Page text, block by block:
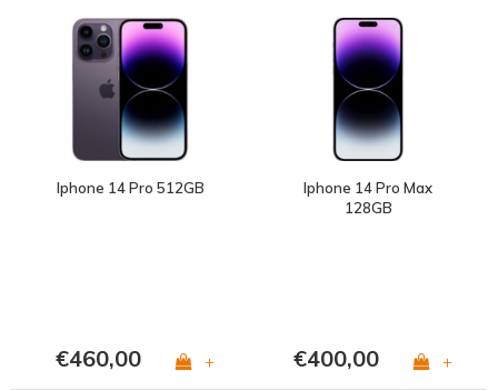
Iphone 14 Pro 512GB
€460,00 +
Iphone 14 Pro Max
128GB
€400,00 +